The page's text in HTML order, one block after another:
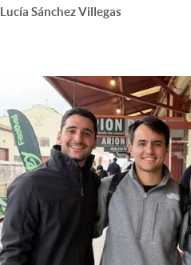
Lucía Sánchez Villegas